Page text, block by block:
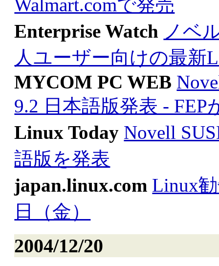
Walmart.comで発売
Enterprise Watch ノベ
人ユーザー向けの最新
MYCOM PC WEB
9.2 日本語版発表 - FEP
Linux Today Novell
語版を発表
japan.linux.com Linux
日（金）
2004/12/20